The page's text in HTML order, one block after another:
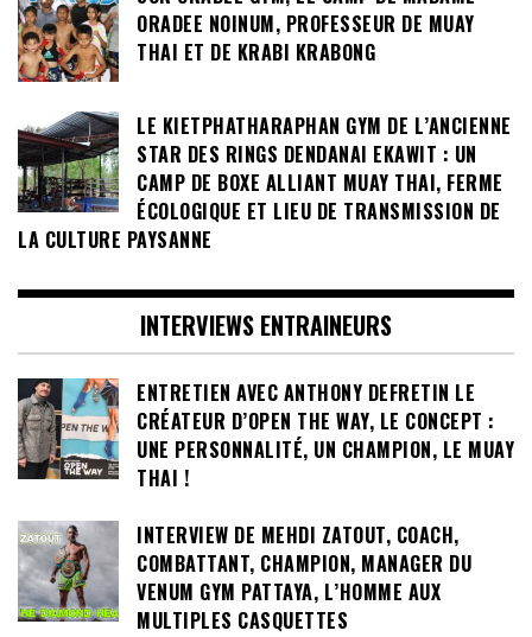
ORADEE NOINUM, PROFESSEUR DE MUAY
THAI ET DE KRABI KRABONG
LE KIETPHATHARAPHAN GYM DE L’ANCIENNE
STAR DES RINGS DENDANAI EKAWIT : UN
CAMP DE BOXE ALLIANT MUAY THAI, FERME
ÉCOLOGIQUE ET LIEU DE TRANSMISSION DE
LA CULTURE PAYSANNE
INTERVIEWS ENTRAINEURS
ENTRETIEN AVEC ANTHONY DEFRETIN LE
CRÉATEUR D’OPEN THE WAY, LE CONCEPT :
UNE PERSONNALITÉ, UN CHAMPION, LE MUAY
THAI !
INTERVIEW DE MEHDI ZATOUT, COACH,
COMBATTANT, CHAMPION, MANAGER DU
VENUM GYM PATTAYA, L’HOMME AUX
MULTIPLES CASQUETTES